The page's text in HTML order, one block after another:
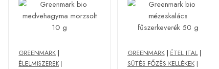
GREENMARK |
ÉLELMISZEREK |
GREENMARK| ÉTEL ITAL|
SÜTÉS FŐZÉS KELLÉKEK|